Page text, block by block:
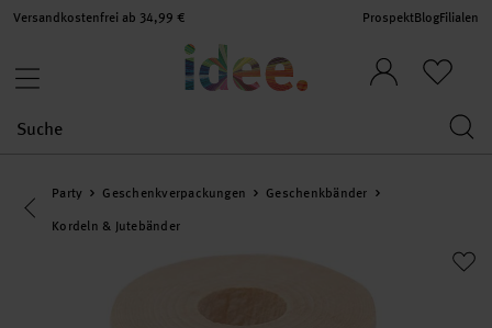
Versandkostenfrei ab 34,99 € ProspektBlogFilialen
Eine Kategorie zurück navigieren
Party Geschenkverpackungen
Geschenkbänder
Kordeln & Jutebänder